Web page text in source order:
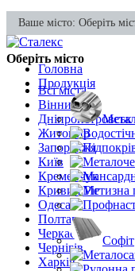
Ваше місто: Оберіть
Оберіть місто
Всі міста
Вінниця
Дніпропетровськ
Житомир
Запоріжжя
Київ
Кременчук
Кривий Ріг
Одеса
Полтава
Черкаси
Чернігів
Харків
Головна
Продукція
Софіт